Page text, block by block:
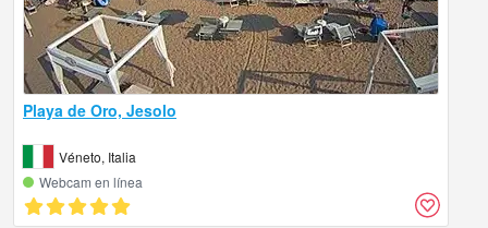
Playa de Oro, Jesolo
Véneto, Italia
Webcam en línea